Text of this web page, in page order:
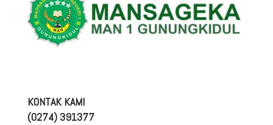
KONTAK KAMI
(0274) 391377